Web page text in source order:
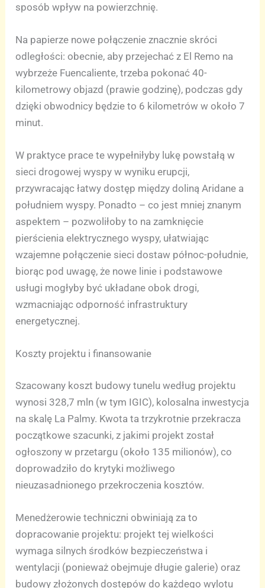
sposób wpływ na powierzchnię.
Na papierze nowe połączenie znacznie skróci
odległości: obecnie, aby przejechać z El Remo na
wybrzeże Fuencaliente, trzeba pokonać 40-
kilometrowy objazd (prawie godzinę), podczas gdy
dzięki obwodnicy będzie to 6 kilometrów w około 7
minut.
W praktyce prace te wypełniłyby lukę powstałą w
sieci drogowej wyspy w wyniku erupcji,
przywracając łatwy dostęp między doliną Aridane a
południem wyspy. Ponadto – co jest mniej znanym
aspektem – pozwoliłoby to na zamknięcie
pierścienia elektrycznego wyspy, ułatwiając
wzajemne połączenie sieci dostaw północ-południe,
biorąc pod uwagę, że nowe linie i podstawowe
usługi mogłyby być układane obok drogi,
wzmacniając odporność infrastruktury
energetycznej.
Koszty projektu i finansowanie
Szacowany koszt budowy tunelu według projektu
wynosi 328,7 mln (w tym IGIC), kolosalna inwestycja
na skalę La Palmy. Kwota ta trzykrotnie przekracza
początkowe szacunki, z jakimi projekt został
ogłoszony w przetargu (około 135 milionów), co
doprowadziło do krytyki możliwego
nieuzasadnionego przekroczenia kosztów.
Menedżerowie techniczni obwiniają za to
dopracowanie projektu: projekt tej wielkości
wymaga silnych środków bezpieczeństwa i
wentylacji (ponieważ obejmuje długie galerie) oraz
budowy złożonych dostępów do każdego wylotu